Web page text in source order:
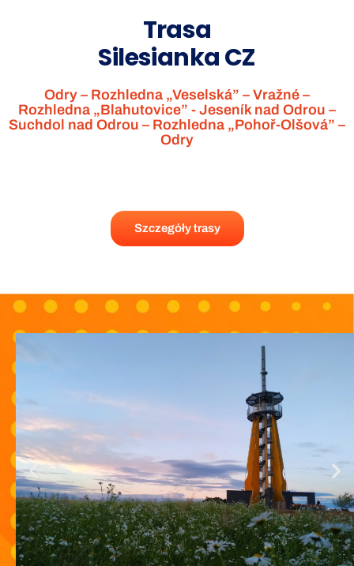
Trasa
Silesianka CZ
Odry – Rozhledna „Veselská” – Vražné –
Rozhledna „Blahutovice” - Jeseník nad Odrou –
Suchdol nad Odrou – Rozhledna „Pohoř-Olšová” –
Odry
Szczegóły trasy